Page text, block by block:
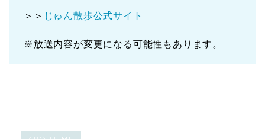
＞＞ じゅん散歩公式サイト
※放送内容が変更になる可能性もあります。